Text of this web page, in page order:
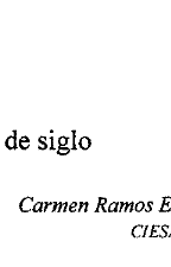
de siglo
Carmen Ramos